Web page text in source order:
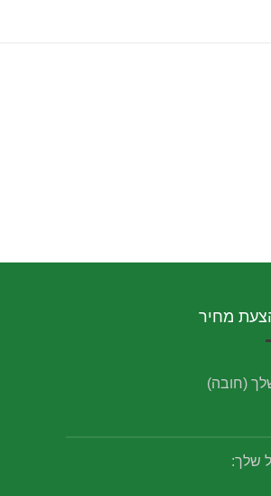
מחיר
(חובה)
שלך: